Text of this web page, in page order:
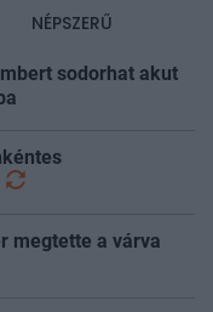
NÉPSZERŰ
sodorhat akut
megtette a várva